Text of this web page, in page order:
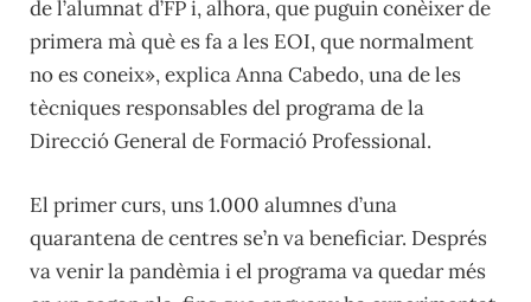
de l’alumnat d’FP i, alhora, que puguin conèixer de
primera mà què es fa a les EOI, que normalment
no es coneix», explica Anna Cabedo, una de les
tècniques responsables del programa de la
Direcció General de Formació Professional.
El primer curs, uns 1.000 alumnes d’una
quarantena de centres se’n va beneficiar. Després
va venir la pandèmia i el programa va quedar més